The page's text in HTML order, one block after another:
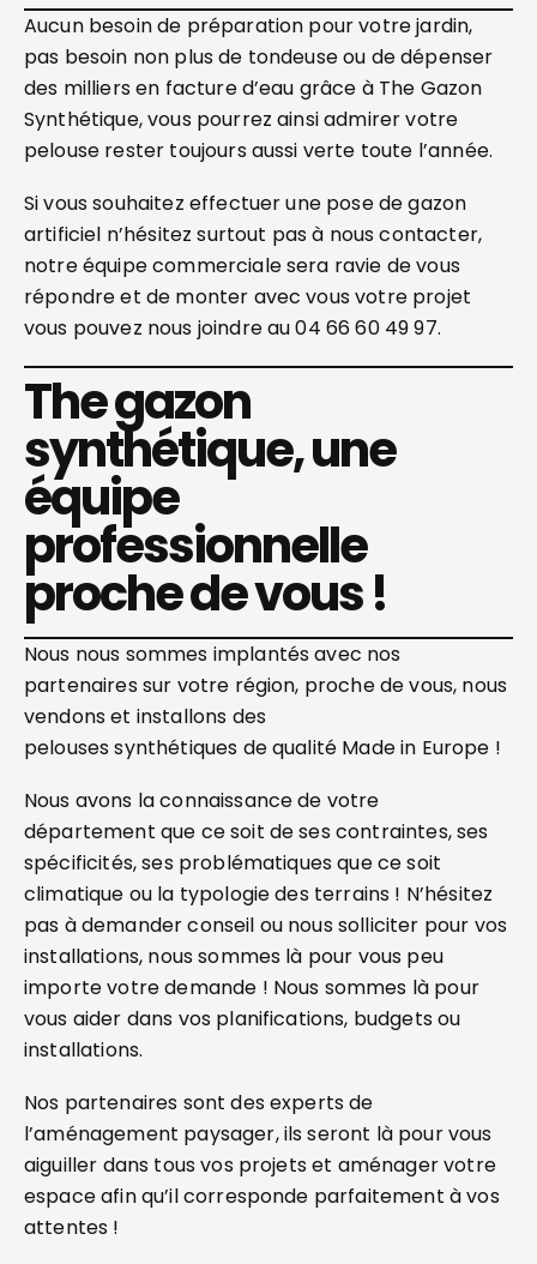
Aucun besoin de préparation pour votre jardin,
pas besoin non plus de tondeuse ou de dépenser
des milliers en facture d’eau grâce à The Gazon
Synthétique, vous pourrez ainsi admirer votre
pelouse rester toujours aussi verte toute l’année.
Si vous souhaitez effectuer une pose de gazon
artificiel n’hésitez surtout pas à nous contacter,
notre équipe commerciale sera ravie de vous
répondre et de monter avec vous votre projet
vous pouvez nous joindre au 04 66 60 49 97.
The gazon
synthétique, une
équipe
professionnelle
proche de vous !
Nous nous sommes implantés avec nos
partenaires sur votre région, proche de vous, nous
vendons et installons des
pelouses synthétiques de qualité Made in Europe !
Nous avons la connaissance de votre
département que ce soit de ses contraintes, ses
spécificités, ses problématiques que ce soit
climatique ou la typologie des terrains ! N’hésitez
pas à demander conseil ou nous solliciter pour vos
installations, nous sommes là pour vous peu
importe votre demande ! Nous sommes là pour
vous aider dans vos planifications, budgets ou
installations.
Nos partenaires sont des experts de
l’aménagement paysager, ils seront là pour vous
aiguiller dans tous vos projets et aménager votre
espace afin qu’il corresponde parfaitement à vos
attentes !